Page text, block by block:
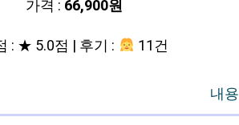
가격 : 66,900원
: ★ 5.0점 | 후기 :
11건
내용